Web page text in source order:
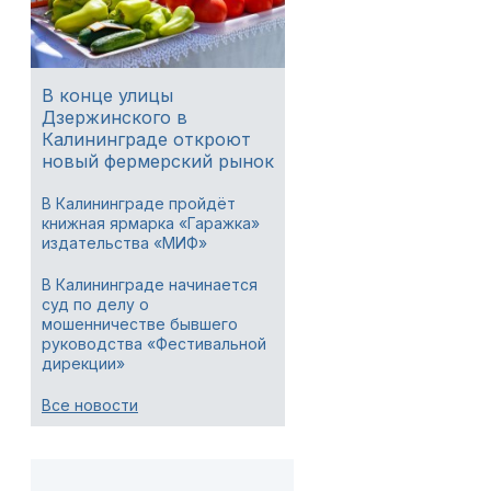
В конце улицы
Дзержинского в
Калининграде откроют
новый фермерский рынок
В Калининграде пройдёт
книжная ярмарка «Гаражка»
издательства «МИФ»
В Калининграде начинается
суд по делу о
мошенничестве бывшего
руководства «Фестивальной
дирекции»
Все новости